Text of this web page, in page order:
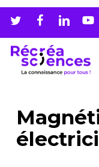
Skip
main
content